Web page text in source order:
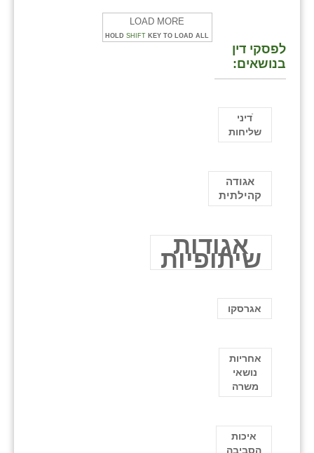
LOAD MORE
HOLD SHIFT KEY TO LOAD ALL
לפסקי דין
בנושאים:
ֿדיני
שליחות
אגודה
קהילתית
אגודות
שיתופיות
אגרסקו
אחריות
נושאי
משרה
איכות
הסביבה